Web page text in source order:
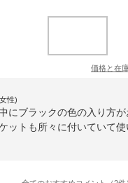
価格と在
性)
にブラックの色の入り方
ットも所々に付いていて